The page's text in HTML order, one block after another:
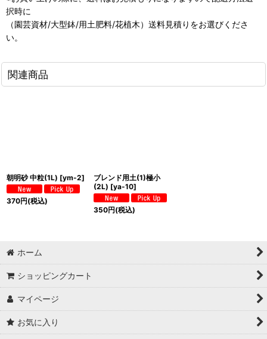
択時に
（園芸資材/大型鉢/用土肥料/花植木）送料見積りをお選びくださ
い。
関連商品
朝明砂 中粒(1L) [ym-2]
370円(税込)
ブレンド用土(1)極小
(2L) [ya-10]
350円(税込)
ホーム
ショッピングカート
マイページ
お気に入り